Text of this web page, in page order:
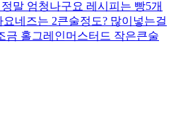
말 엄청나구요 레시피는 빵5개
네즈는 2큰술정도? 많이넣는걸
금 홀그레인머스터드 작은큰술